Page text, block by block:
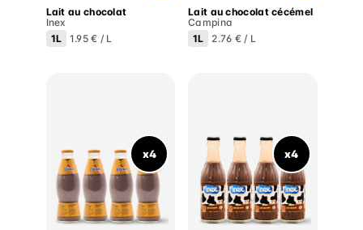
Lait au chocolat
Inex
1L
1.95 € / L
Lait au chocolat cécémel
Campina
1L
2.76 € / L
x4 x4